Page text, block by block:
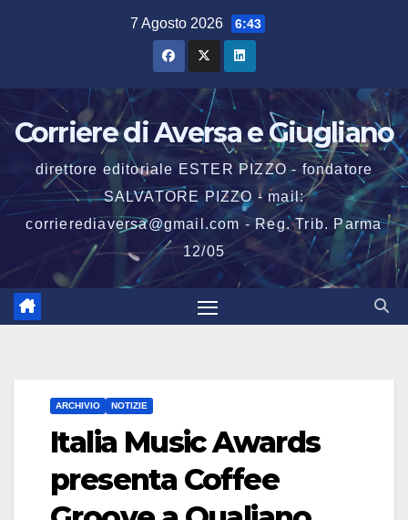
7 Agosto 2026 6:43
Corriere di Aversa e Giugliano
direttore editoriale ESTER PIZZO - fondatore
SALVATORE PIZZO - mail:
corrierediaversa@gmail.com - Reg. Trib. Parma
12/05
ARCHIVIO NOTIZIE
Italia Music Awards
presenta Coffee